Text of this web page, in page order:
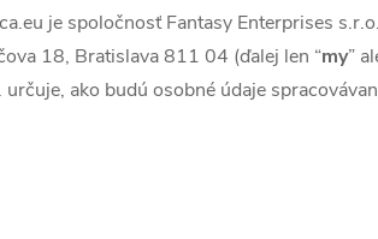
je spoločnosť Fantasy Enterprises
18, Bratislava 811 04 (ďalej len “my”
ako budú osobné údaje